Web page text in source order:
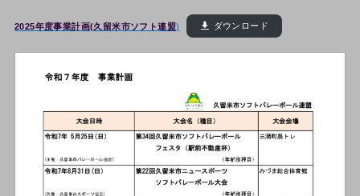
2025年度事業計画(久留米市ソフト連盟) ダウンロード